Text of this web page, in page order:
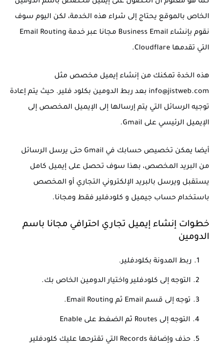
كما هو معلوم أن الحصول على إيميل مخصص باسم الدومين
الخاص بالموقع يحتاج إلى شراء هذه الخدمة، لكن اليوم سوف
نقوم بإنشاء Business Email مجانا عبر خدمة Email Routing
التي تقدمها Cloudflare.
هذه الخدة تمكنك من إنشاء إيميل مخصص مثل
info@jistweb.com بعد ربط الدومين بكلود فلير. حيث يتم إعادة
توجيه الرسائل التي يتم إرسالها إلى الإيميل المخصص إلى
الإيميل الرئيسي على Gmail.
أيضا يمكن تخصيص حسابك في Gmail حتى يرسل الرسائل
من البريد المخصص، بهذا سوف تحصل على إيميل كامل
يستقبل ويرسل بالبريد الإلكتروني التجاري أو المخصص
باستخدام حساب جيميل و كلودفلير فقط ومجانا.
خطوات إنشاء إيميل تجاري احترافي مجانا باسم
الدومين
ربط المدونة بكلودفلير.
التوجه إلى كلودفلير واختيار الدومين الخاص بك.
توجه إلى قسم Email ثم Email Routing.
التوجه إلى Routes ثم الضغط على Enable
حذف وإضافة Records التي تقترحها عليك كلودفلير